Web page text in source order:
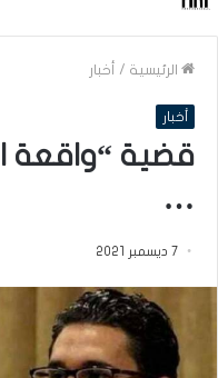
الرئيسية / أخبار
أخبار
قضية “واقعة
…
7 ديسمبر 2021